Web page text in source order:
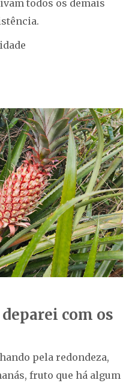
todos os demais
com os
pela redondeza,
fruto que há algum